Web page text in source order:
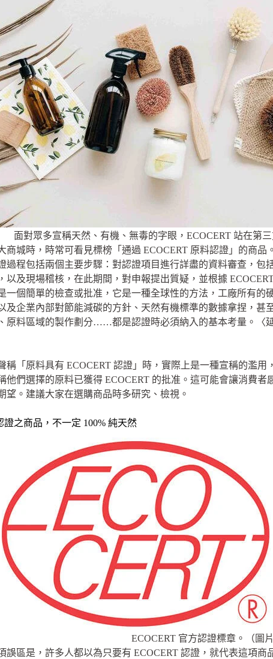
面對眾多宣稱天然、有機、無毒的字眼，ECOCERT 站在第
商城時，時常可看見標榜「通過 ECOCERT 原料認證」的商
過程包括兩個主要步驟：對認證項目進行詳盡的資料審查，
以及現場稽核，在此期間，對申報提出質疑，並根據
一個簡單的檢查或批准，它是一種全球性的方法，工廠所有
及企業內部對節能減碳的方針、天然有機標準的數據拿捏，
原料區域的製作劃分……都是認證時必須納入的基本考量。〈
稱「原料具有 ECOCERT 認證」時，實際上是一種宣稱的濫
他們選擇的原料已獲得 ECOCERT 的批准。這可能會讓消費
望。建議大家在選購商品時多研究、檢視。
證之商品，不一定 100% 純天然
ECOCERT 官方認證標章。（圖
誤區是，許多人都以為只要有 ECOCERT 認證，就代表這項商